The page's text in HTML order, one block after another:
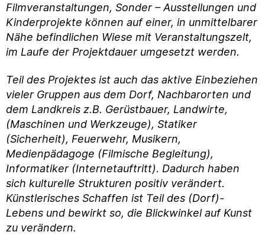
Filmveranstaltungen, Sonder – Ausstellungen und
Kinderprojekte können auf einer, in unmittelbarer
Nähe befindlichen Wiese mit Veranstaltungszelt,
im Laufe der Projektdauer umgesetzt werden.
Teil des Projektes ist auch das aktive Einbeziehen
vieler Gruppen aus dem Dorf, Nachbarorten und
dem Landkreis z.B. Gerüstbauer, Landwirte,
(Maschinen und Werkzeuge), Statiker
(Sicherheit), Feuerwehr, Musikern,
Medienpädagoge (Filmische Begleitung),
Informatiker (Internetauftritt). Dadurch haben
sich kulturelle Strukturen positiv verändert.
Künstlerisches Schaffen ist Teil des (Dorf)-
Lebens und bewirkt so, die Blickwinkel auf Kunst
zu verändern.